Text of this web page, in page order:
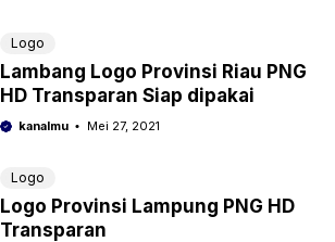
Logo
Lambang Logo Provinsi Riau PNG
HD Transparan Siap dipakai
kanalmu Mei 27, 2021
Logo
Logo Provinsi Lampung PNG HD
Transparan